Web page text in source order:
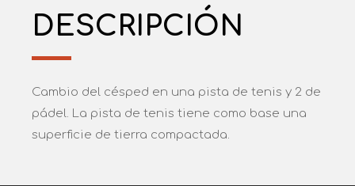
DESCRIPCIÓN
Cambio del césped en una pista de tenis y 2 de
pádel. La pista de tenis tiene como base una
superficie de tierra compactada.